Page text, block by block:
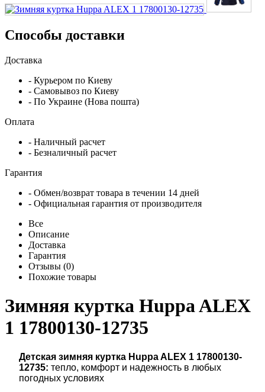
Способы доставки
Доставка
- Курьером по Киеву
- Самовывоз по Киеву
- По Украине (Нова пошта)
Оплата
- Наличный расчет
- Безналичный расчет
Гарантия
- Обмен/возврат товара в течении 14 дней
- Официальная гарантия от производителя
Все
Описание
Доставка
Гарантия
Отзывы (0)
Похожие товары
Зимняя куртка Huppa ALEX
1 17800130-12735
Детская зимняя куртка Huppa ALEX 1 17800130-
12735: тепло, комфорт и надежность в любых
погодных условиях